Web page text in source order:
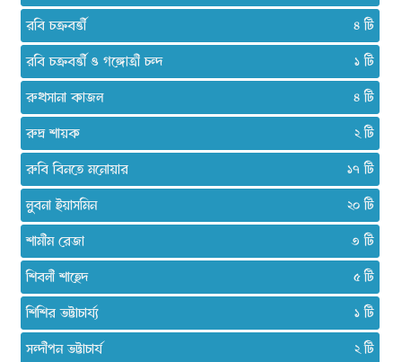
রবি চক্রবর্ত্তী
৪
রবি চক্রবর্ত্তী ও গঙ্গোত্রী চন্দ
১
রুখসানা কাজল
৪
রুদ্র শায়ক
২
রুবি বিনতে মনোয়ার
১৭
লুবনা ইয়াসমিন
২০
শামীম রেজা
৩
শিবলী শাহেদ
৫
শিশির ভট্টাচার্য্য
১
সন্দীপন ভট্টাচার্য
২